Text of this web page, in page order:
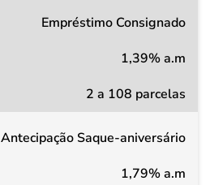
Empréstimo Consignado
1,39% a.m
2 a 108 parcelas
Antecipação Saque-aniversário
1,79% a.m